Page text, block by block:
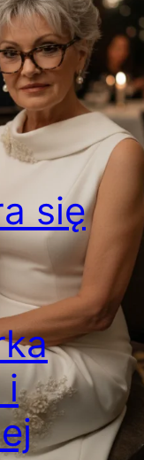
się
i